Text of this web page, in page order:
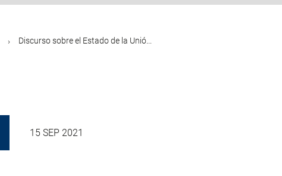
Discurso sobre el Estado de la Unió...
15 SEP 2021